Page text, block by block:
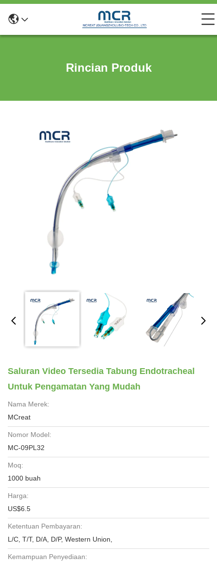
Rincian Produk
Saluran Video Tersedia Tabung Endotracheal
Untuk Pengamatan Yang Mudah
Nama Merek:
MCreat
Nomor Model:
MC-09PL32
Moq:
1000 buah
Harga:
US$6.5
Ketentuan Pembayaran:
L/C, T/T, D/A, D/P, Western Union,
Kemampuan Penyediaan: